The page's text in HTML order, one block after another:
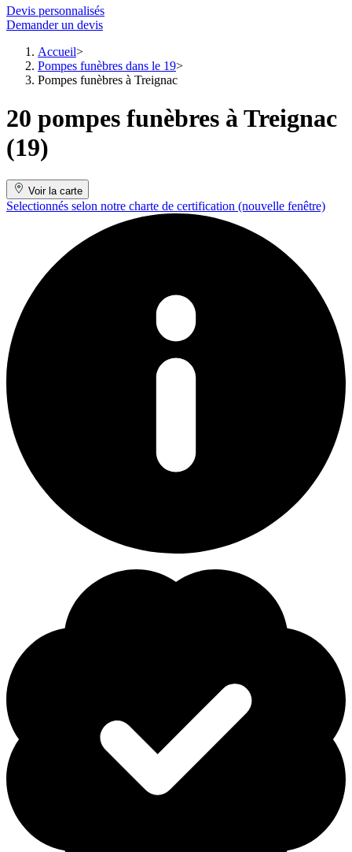
Devis personnalisés
Demander un devis
Accueil
Pompes funèbres dans le 19
Pompes funèbres à Treignac
20 pompes funèbres à Treignac
(19)
Voir la carte
Selectionnés selon notre charte de certification (nouvelle fenêtre)